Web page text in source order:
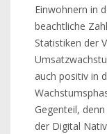
Einwohnern in
beachtliche
Statistiken der
auch positiv in
Gegenteil,
der Digital